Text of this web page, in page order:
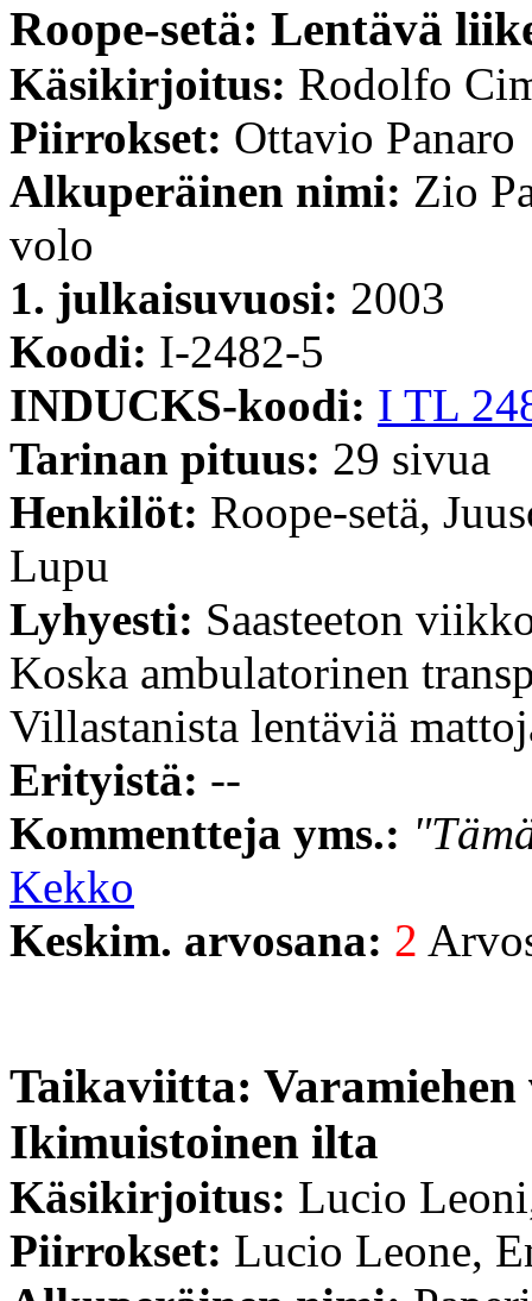
Roope-setä: Lentävä
Käsikirjoitus: Rodolfo
Piirrokset: Ottavio Panaro
Alkuperäinen nimi: Zio
volo
1. julkaisuvuosi: 2003
Koodi: I-2482-5
INDUCKS-koodi: I TL
Tarinan pituus: 29 sivua
Henkilöt: Roope-setä,
Lupu
Lyhyesti: Saasteeton
Koska ambulatorinen
Villastanista lentäviä
Erityistä: --
Kommentteja yms.:
Kekko
Keskim. arvosana: 2
Taikaviitta: Varamiehen
Ikimuistoinen ilta
Käsikirjoitus: Lucio
Piirrokset: Lucio Leone,